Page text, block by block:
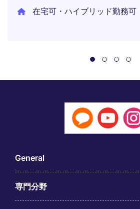
在宅可・ハイブリッド勤務可
General
専門分野